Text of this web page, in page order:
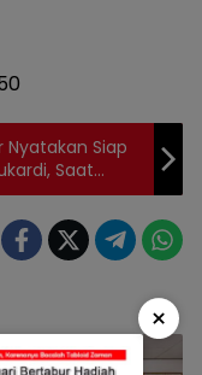
Siap
Saat
Di Sana
×